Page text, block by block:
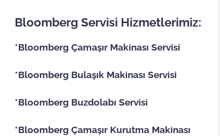
Bloomberg Servisi Hizmetlerimiz:
*Bloomberg Çamaşır Makinası Servisi
*Bloomberg Bulaşık Makinası Servisi
*Bloomberg Buzdolabı Servisi
*Bloomberg Çamaşır Kurutma Makinası